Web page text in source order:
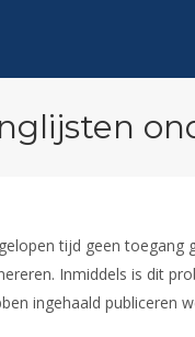
archief
van Verdiensten
opleidingen
tijd geen toegang
Inmiddels is dit
ingehaald publiceren